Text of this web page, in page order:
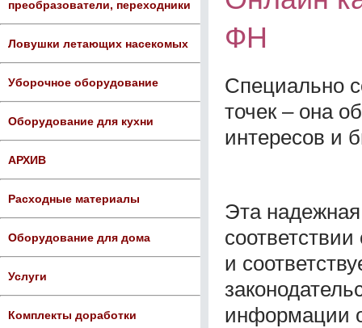
преобразователи, переходники
Ловушки летающих насекомых
Уборочное оборудование
Оборудование для кухни
АРХИВ
Расходные материалы
Оборудование для дома
Услуги
Комплекты доработки
ФН
Специально
точек – она
интересов и
Эта надежная
и
информации